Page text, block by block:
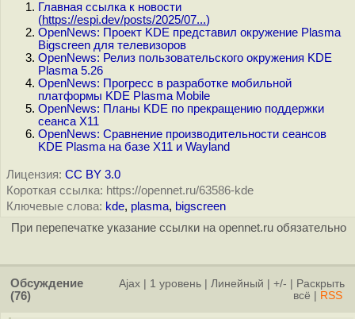
Главная ссылка к новости
(https://espi.dev/posts/2025/07...)
OpenNews: Проект KDE представил окружение Plasma
Bigscreen для телевизоров
OpenNews: Релиз пользовательского окружения KDE
Plasma 5.26
OpenNews: Прогресс в разработке мобильной
платформы KDE Plasma Mobile
OpenNews: Планы KDE по прекращению поддержки
сеанса X11
OpenNews: Сравнение производительности сеансов
KDE Plasma на базе X11 и Wayland
Лицензия: CC BY 3.0
Короткая ссылка: https://opennet.ru/63586-kde
Ключевые слова: kde, plasma, bigscreen
При перепечатке указание ссылки на opennet.ru обязательно
Обсуждение
(76)
Ajax 1 уровень Линейный +/-
Раскрыть
всё
RSS